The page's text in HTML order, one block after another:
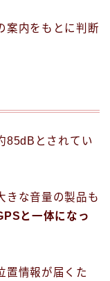
案内をもとに判断
85dBとされてい
きな音量の製品も
と一体になっ
置情報が届くた